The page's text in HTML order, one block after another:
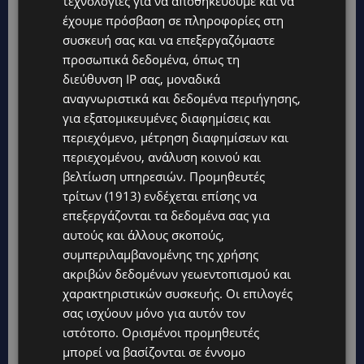
Topics
ΚΟΣΜΙΚΑ
PERNERA BEACH HOTEL: Εκλεκτές παρουσίες στα 50 χρόνια
ενός ιστορικού ξενοδοχείου-Ποιους είδαμε
UPDATES
ΦΟΝΟΣ ΣΤΗΝ ΚΕΡΥΝΕΙΑ: Νεκρός 40χρονος – Επτά συλλήψεις,
ο ένας τραυματισμένος
ΛΑΡΝΑΚΑ: Παράπονα για την πρόσβαση στην παραλία σκύλων
– Πολίτες ζητούν λύσεις για ηλικιωμένους και άτομα με
αναπηρία-(Φώτο)
Διεθνώς αναγνωρισμένα κρασιά στην κορυφαία σχέση
ποιότητας-τιμής από τη Lidl Κύπρου
έχουμε πρόσβαση σε πληροφορίες στη
συσκευή σας και να επεξεργαζόμαστε
προσωπικά δεδομένα, όπως τη
διεύθυνση IP σας, μοναδικά
αναγνωριστικά και δεδομένα περιήγησης,
για εξατομικευμένες διαφημίσεις και
περιεχόμενο, μέτρηση διαφημίσεων και
περιεχομένου, ανάλυση κοινού και
βελτίωση υπηρεσιών. Προμηθευτές
τρίτων (1913) ενδέχεται επίσης να
επεξεργάζονται τα δεδομένα σας για
αυτούς και άλλους σκοπούς,
συμπεριλαμβανομένης της χρήσης
ακριβών δεδομένων γεωεντοπισμού και
χαρακτηριστικών συσκευής. Οι επιλογές
σας ισχύουν μόνο για αυτόν τον
ιστότοπο. Ορισμένοι προμηθευτές
μπορεί να βασίζονται σε έννομο